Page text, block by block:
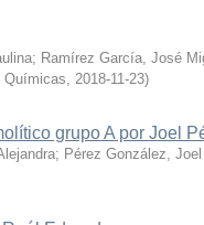
; Ramírez García, José
Químicas, 2018-11-23)
grupo A por Joel
; Pérez González, Joel